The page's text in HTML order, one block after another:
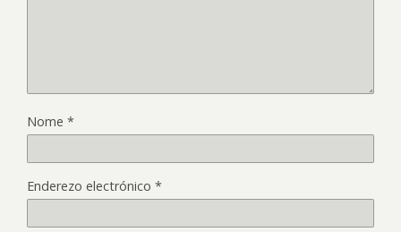
Nome *
Enderezo electrónico *